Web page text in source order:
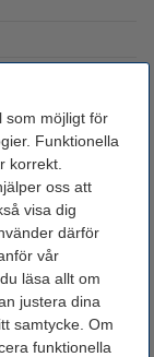
som möjligt för
Funktionella
korrekt.
oss att
visa dig
därför
vår
läsa allt om
justera dina
samtycke. Om
funktionella